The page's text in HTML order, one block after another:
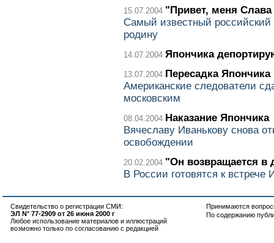
15.07.2004 "Привет, меня Слава
Самый известный российский
родину
14.07.2004 Япончика
13.07.2004 Пересадка Япончика
Американские следователи
московским
08.04.2004 Наказание Япончика
Вячеславу Иванькову снова
освобождении
20.02.2004 "Он возвращается в
В России готовятся к встрече
Свидетельство о регистрации СМИ:
ЭЛ N° 77-2909 от 26 июня 2000 г
Любое использование материалов и иллюстраций
возможно только по согласованию с редакцией
Принимаются
По содержанию